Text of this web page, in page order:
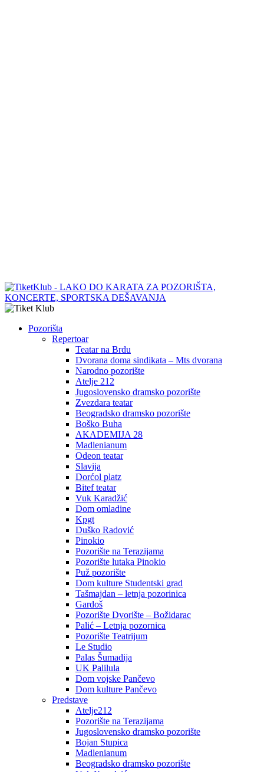
Pozorišta
Repertoar
Teatar na Brdu
Dvorana doma sindikata – Mts dvorana
Narodno pozorište
Atelje 212
Jugoslovensko dramsko pozorište
Zvezdara teatar
Beogradsko dramsko pozorište
Boško Buha
AKADEMIJA 28
Madlenianum
Odeon teatar
Slavija
Dorćol platz
Bitef teatar
Vuk Karadžić
Dom omladine
Kpgt
Duško Radović
Pinokio
Pozorište na Terazijama
Pozorište lutaka Pinokio
Puž pozorište
Dom kulture Studentski grad
Tašmajdan – letnja pozorinica
Gardoš
Pozorište Dvorište – Božidarac
Palić – Letnja pozornica
Pozorište Teatrijum
Le Studio
Palas Šumadija
UK Palilula
Dom vojske Pančevo
Dom kulture Pančevo
Predstave
Atelje212
Pozorište na Terazijama
Jugoslovensko dramsko pozorište
Bojan Stupica
Madlenianum
Beogradsko dramsko pozorište